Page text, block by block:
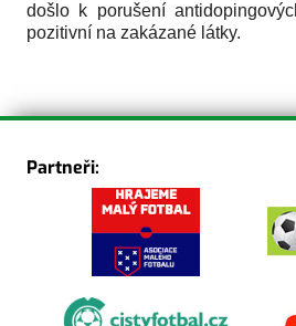
došlo k porušení
pozitivní na zakázané látky.
Partneři: